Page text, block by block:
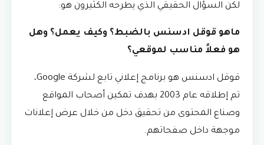
لكن السؤال الحقيقي الذي يطرحه الكثيرون هو:
ماهو قوقل ادسنس بالضبط؟ وكيف يعمل؟ وهل
هو فعلاً مناسب لموقعي؟
قوقل ادسنس هو برنامج إعلاني تابع لشركة Google،
تم إطلاقه عام 2003 بهدف تمكين أصحاب المواقع
وصناع المحتوى من تحقيق دخل من خلال عرض إعلانات
موجهة داخل صفحاتهم.